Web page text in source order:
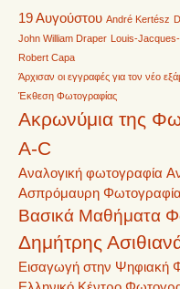
19 Αυγούστου André Kertész
John William Draper Louis-
Robert Capa
Άρχισαν οι εγγραφές για τον νέο
Έκθεση Φωτογραφίας
Ακρωνύμια της
A-C
Αναλογική φωτογραφία
Ασπρόμαυρη Φωτογραφία
Βασικά Μαθήματα
Δημήτρης
Εισαγωγή στην Ψηφιακή